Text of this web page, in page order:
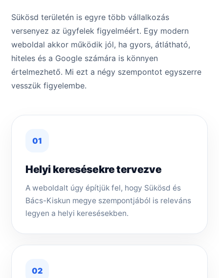
Sükösd területén is egyre több vállalkozás
versenyez az ügyfelek figyelméért. Egy modern
weboldal akkor működik jól, ha gyors, átlátható,
hiteles és a Google számára is könnyen
értelmezhető. Mi ezt a négy szempontot egyszerre
vesszük figyelembe.
01
Helyi keresésekre tervezve
A weboldalt úgy építjük fel, hogy Sükösd és
Bács-Kiskun megye szempontjából is releváns
legyen a helyi keresésekben.
02